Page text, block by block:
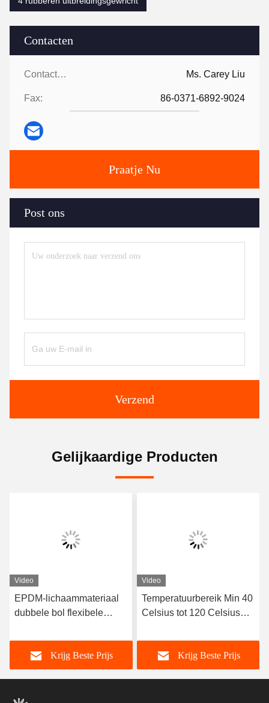
Contacten
Contacten: Ms. Carey Liu
Fax: 86-0371-6892-9024
Praatje Nu
Post ons
Verzend
Gelijkaardige Producten
Video
EPDM-lichaammateriaal
dubbele bol flexibele
ontworpen met flenzen die
afdichting en flexibiliteit
garanderen in
Krijg Beste Prijs
Video
Temperatuurbereik Min 40
Celsius tot 120 Celsius
Rubberen Verbinding
Lange Levensduur OEM
Custom Ondersteuning
Krijg Beste Prijs